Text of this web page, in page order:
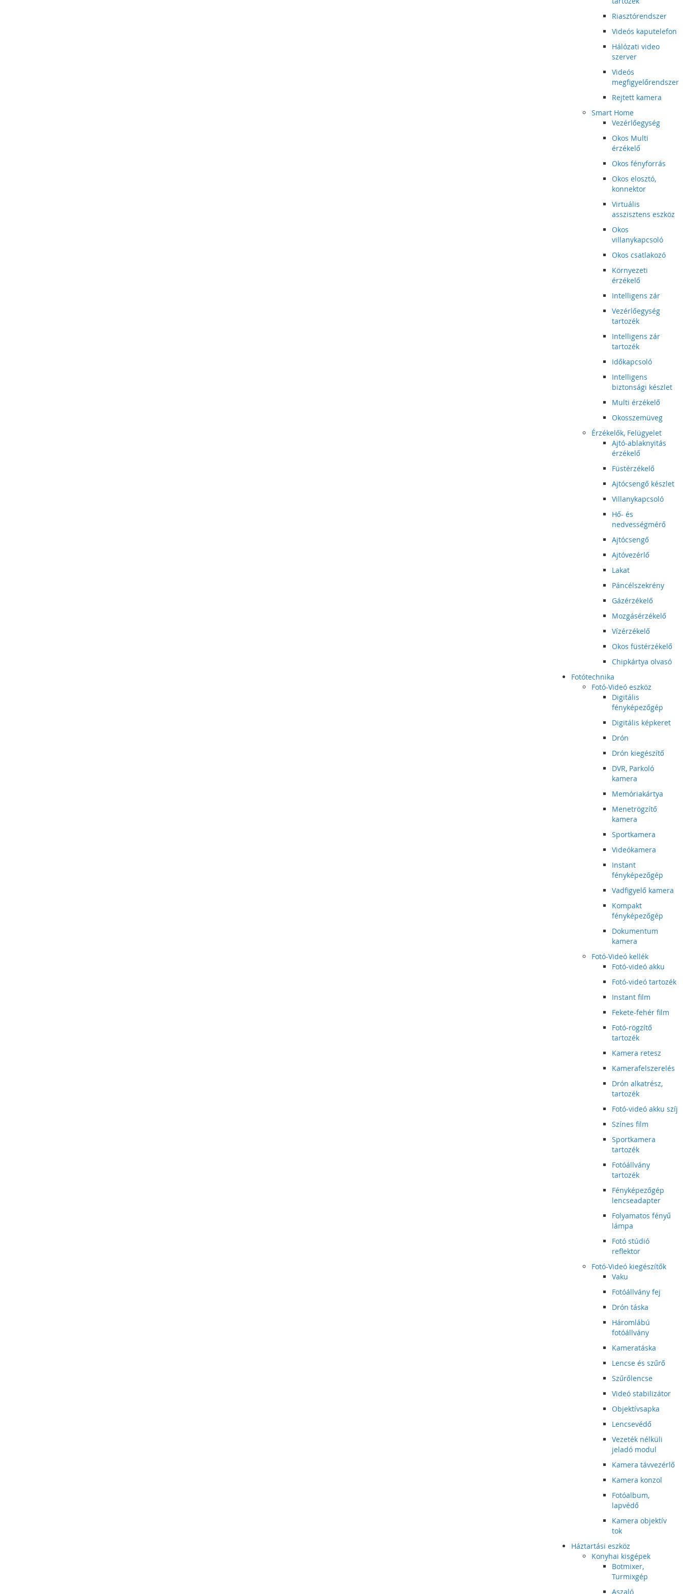
Riasztórendszer
Videós kaputelefon
Hálózati video
szerver
Videós
megfigyelőrendszer
Rejtett kamera
Smart Home
Vezérlőegység
Okos Multi
érzékelő
Okos fényforrás
Okos elosztó,
konnektor
Virtuális
asszisztens eszköz
Okos
villanykapcsoló
Okos csatlakozó
Környezeti
érzékelő
Intelligens zár
Vezérlőegység
tartozék
Intelligens zár
tartozék
Időkapcsoló
Intelligens
biztonsági készlet
Multi érzékelő
Okosszemüveg
Érzékelők, Felügyelet
Ajtó-ablaknyitás
érzékelő
Füstérzékelő
Ajtócsengő készlet
Villanykapcsoló
Hő- és
nedvességmérő
Ajtócsengő
Ajtóvezérlő
Lakat
Páncélszekrény
Gázérzékelő
Mozgásérzékelő
Vízérzékelő
Okos füstérzékelő
Chipkártya olvasó
Fotótechnika
Fotó-Videó eszköz
Digitális
fényképezőgép
Digitális képkeret
Drón
Drón kiegészítő
DVR, Parkoló
kamera
Memóriakártya
Menetrögzítő
kamera
Sportkamera
Videókamera
Instant
fényképezőgép
Vadfigyelő kamera
Kompakt
fényképezőgép
Dokumentum
kamera
Fotó-Videó kellék
Fotó-videó akku
Fotó-videó tartozék
Instant film
Fekete-fehér film
Fotó-rögzítő
tartozék
Kamera retesz
Kamerafelszerelés
Drón alkatrész,
tartozék
Fotó-videó akku szíj
Színes film
Sportkamera
tartozék
Fotóállvány
tartozék
Fényképezőgép
lencseadapter
Folyamatos fényű
lámpa
Fotó stúdió
reflektor
Fotó-Videó kiegészítők
Vaku
Fotóállvány fej
Drón táska
Háromlábú
fotóállvány
Kameratáska
Lencse és szűrő
Szűrőlencse
Videó stabilizátor
Objektívsapka
Lencsevédő
Vezeték nélküli
jeladó modul
Kamera távvezérlő
Kamera konzol
Fotóalbum,
lapvédő
Kamera objektív
tok
Háztartási eszköz
Konyhai kisgépek
Botmixer,
Turmixgép
Aszaló